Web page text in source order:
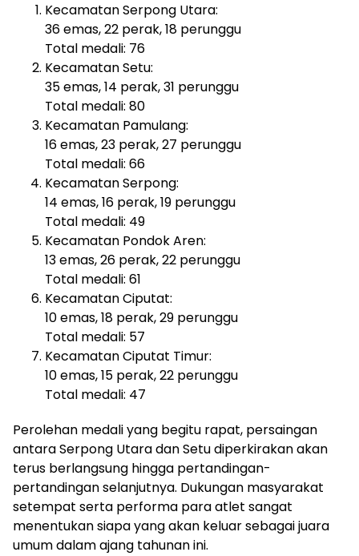
Kecamatan Serpong Utara:
36 emas, 22 perak, 18 perunggu
Total medali: 76
Kecamatan Setu:
35 emas, 14 perak, 31 perunggu
Total medali: 80
Kecamatan Pamulang:
16 emas, 23 perak, 27 perunggu
Total medali: 66
Kecamatan Serpong:
14 emas, 16 perak, 19 perunggu
Total medali: 49
Kecamatan Pondok Aren:
13 emas, 26 perak, 22 perunggu
Total medali: 61
Kecamatan Ciputat:
10 emas, 18 perak, 29 perunggu
Total medali: 57
Kecamatan Ciputat Timur:
10 emas, 15 perak, 22 perunggu
Total medali: 47
Perolehan medali yang begitu rapat, persaingan
antara Serpong Utara dan Setu diperkirakan akan
terus berlangsung hingga pertandingan-
pertandingan selanjutnya. Dukungan masyarakat
setempat serta performa para atlet sangat
menentukan siapa yang akan keluar sebagai juara
umum dalam ajang tahunan ini.